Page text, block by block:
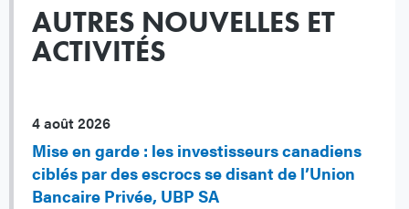
AUTRES NOUVELLES ET
ACTIVITÉS
4 août 2026
Mise en garde : les investisseurs canadiens
ciblés par des escrocs se disant de l’Union
Bancaire Privée, UBP SA